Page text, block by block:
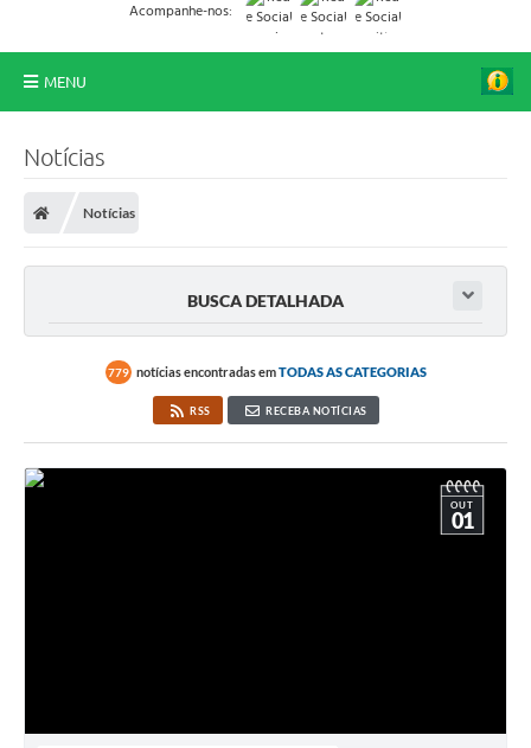
Acompanhe-nos:
MENU
Notícias
Notícias
BUSCA DETALHADA
779 notícias encontradas emTODAS AS CATEGORIAS
RSS RECEBA NOTÍCIAS
OUT
01